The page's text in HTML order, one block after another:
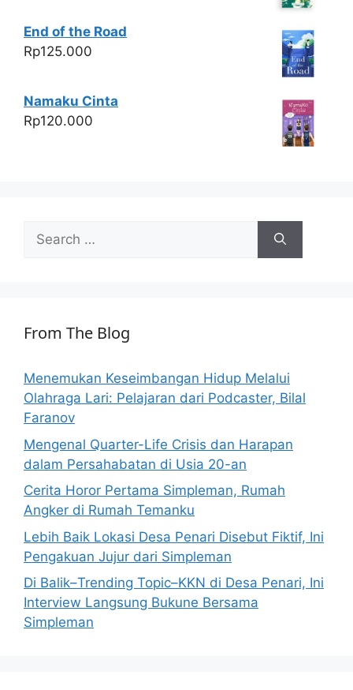
End of the Road
Rp125.000
Namaku Cinta
Rp120.000
Search
for:
From The Blog
Menemukan Keseimbangan Hidup Melalui
Olahraga Lari: Pelajaran dari Podcaster, Bilal
Faranov
Mengenal Quarter-Life Crisis dan Harapan
dalam Persahabatan di Usia 20-an
Cerita Horor Pertama Simpleman, Rumah
Angker di Rumah Temanku
Lebih Baik Lokasi Desa Penari Disebut Fiktif, Ini
Pengakuan Jujur dari Simpleman
Di Balik–Trending Topic–KKN di Desa Penari, Ini
Interview Langsung Bukune Bersama
Simpleman